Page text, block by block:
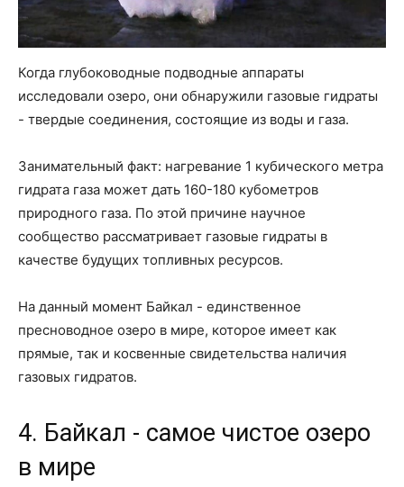
Когда глубоководные подводные аппараты
исследовали озеро, они обнаружили газовые гидраты
- твердые соединения, состоящие из воды и газа.
Занимательный факт: нагревание 1 кубического метра
гидрата газа может дать 160-180 кубометров
природного газа. По этой причине научное
сообщество рассматривает газовые гидраты в
качестве будущих топливных ресурсов.
На данный момент Байкал - единственное
пресноводное озеро в мире, которое имеет как
прямые, так и косвенные свидетельства наличия
газовых гидратов.
4. Байкал - самое чистое озеро
в мире